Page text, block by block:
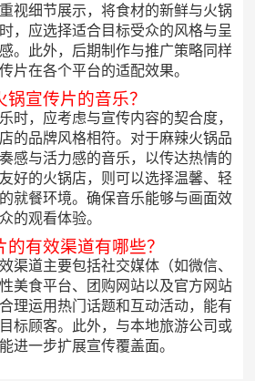
视细节展示，将食材的新鲜与火锅
，应选择适合目标受众的风格与呈
。此外，后期制作与推广策略同样
片在各个平台的适配效果。
宣传片的音乐？
时，应考虑与宣传内容的契合度，
的品牌风格相符。对于麻辣火锅品
感与活力感的音乐，以传达热情的
好的火锅店，则可以选择温馨、轻
就餐环境。确保音乐能够与画面效
的观看体验。
有效渠道有哪些？
渠道主要包括社交媒体（如微信、
美食平台、团购网站以及官方网站
理运用热门话题和互动活动，能有
标顾客。此外，与本地旅游公司或
进一步扩展宣传覆盖面。